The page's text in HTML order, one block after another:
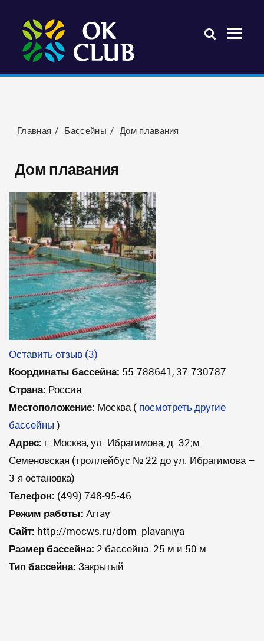
Главная Бассейны Дом плавания
Дом плавания
Оставить отзыв (3)
Координаты бассейна: 55.788641, 37.730787
Страна: Россия
Местоположение: Москва( посмотреть другие
бассейны )
Адрес: г. Москва, ул. Ибрагимова, д. 32;м.
Семеновская (троллейбус № 22 до ул. Ибрагимова –
3-я остановка)
Телефон: (499) 748-95-46
Режим работы: Array
Сайт: http://mocws.ru/dom_plavaniya
Размер бассейна: 2 бассейна: 25 м и 50 м
Тип бассейна: Закрытый